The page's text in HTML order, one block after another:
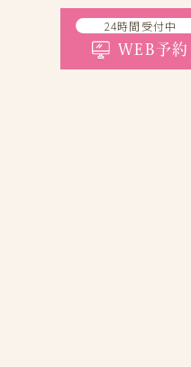
24時間受付中
WEB予約